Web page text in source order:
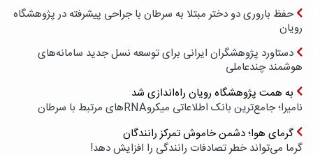
حفظ باروری دو دختر مبتلا به سرطان با جراحی پیشرفته در پژوهشگاه
رویان
دستاورد پژوهشگران ایرانی برای توسعه نسل جدید سامانه‌های
هوشمند چندعاملی
به همت پژوهشگاه رویان راه‌اندازی شد
نامیرا؛ جامع‌ترین بانک اطلاعاتی میکروRNAهای مرتبط با سرطان
گرمای هوا؛ دشمن خاموش تمرکز رانندگان
گرما می‌تواند خطر تصادفات رانندگی را افزایش دهد!